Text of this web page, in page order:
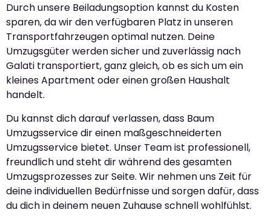
Durch unsere Beiladungsoption kannst du Kosten
sparen, da wir den verfügbaren Platz in unseren
Transportfahrzeugen optimal nutzen. Deine
Umzugsgüter werden sicher und zuverlässig nach
Galati transportiert, ganz gleich, ob es sich um ein
kleines Apartment oder einen großen Haushalt
handelt.
Du kannst dich darauf verlassen, dass Baum
Umzugsservice dir einen maßgeschneiderten
Umzugsservice bietet. Unser Team ist professionell,
freundlich und steht dir während des gesamten
Umzugsprozesses zur Seite. Wir nehmen uns Zeit für
deine individuellen Bedürfnisse und sorgen dafür, dass
du dich in deinem neuen Zuhause schnell wohlfühlst.